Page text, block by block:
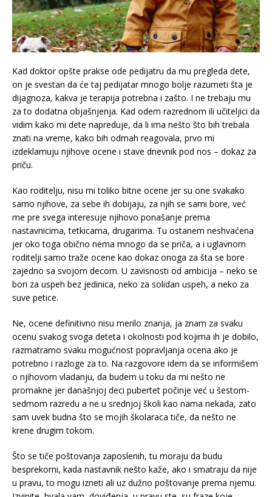
Kad doktor opšte prakse ode pedijatru da mu pregleda dete,
on je svestan da će taj pedijatar mnogo bolje razumeti šta je
dijagnoza, kakva je terapija potrebna i zašto. I ne trebaju mu
za to dodatna objašnjenja. Kad odem razrednom ili učiteljici da
vidim kako mi dete napreduje, da li ima nešto što bih trebala
znati na vreme, kako bih odmah reagovala, prvo mi
izdeklamuju njihove ocene i stave dnevnik pod nos – dokaz za
priču.
Kao roditelju, nisu mi toliko bitne ocene jer su one svakako
samo njihove, za sebe ih dobijaju, za njih se sami bore, već
me pre svega interesuje njihovo ponašanje prema
nastavnicima, tetkicama, drugarima. Tu ostanem neshvaćena
jer oko toga obično nema mnogo da se priča, a i uglavnom
roditelji samo traže ocene kao dokaz onoga za šta se bore
zajedno sa svojom decom. U zavisnosti od ambicija – neko se
bori za uspeh bez jedinica, neko za solidan uspeh, a neko za
suve petice.
Ne, ocene definitivno nisu merilo znanja, ja znam za svaku
ocenu svakog svoga deteta i okolnosti pod kojima ih je dobilo,
razmatramo svaku mogućnost popravljanja ocena ako je
potrebno i razloge za to. Na razgovore idem da se informišem
o njihovom vladanju, da budem u toku da mi nešto ne
promakne jer današnjoj deci pubertet počinje već u šestom-
sedmom razredu a ne u srednjoj školi kao nama nekada, zato
sam uvek budna što se mojih školaraca tiče, da nešto ne
krene drugim tokom.
Što se tiče poštovanja zaposlenih, tu moraju da budu
besprekorni, kada nastavnik nešto kaže, ako i smatraju da nije
u pravu, to mogu izneti ali uz dužno poštovanje prema njemu.